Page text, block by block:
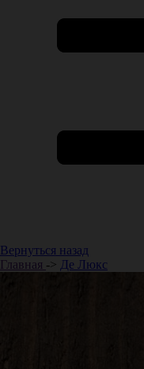
Вернуться назад
Главная -> Де Люкс